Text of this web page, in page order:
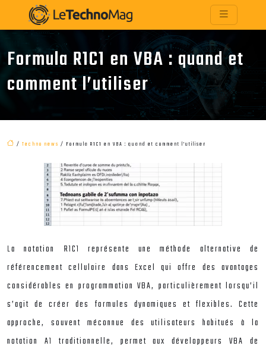
Formula R1C1 en VBA : quand et
comment l’utiliser
/ Techno news / Formula R1C1 en VBA : quand et comment l’utiliser
La notation R1C1 représente une méthode alternative de
référencement cellulaire dans Excel qui offre des avantages
considérables en programmation VBA, particulièrement lorsqu’il
s’agit de créer des formules dynamiques et flexibles. Cette
approche, souvent méconnue des utilisateurs habitués à la
notation A1 traditionnelle, permet aux développeurs VBA de